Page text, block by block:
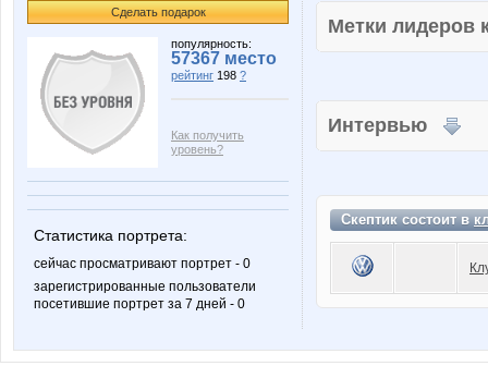
Сделать подарок
популярность:
57367 место
рейтинг 198 ?
Как получить
уровень?
Статистика портрета:
сейчас просматривают портрет - 0
зарегистрированные пользователи
посетившие портрет за 7 дней - 0
Метки
Интервью
Скептик состоит в